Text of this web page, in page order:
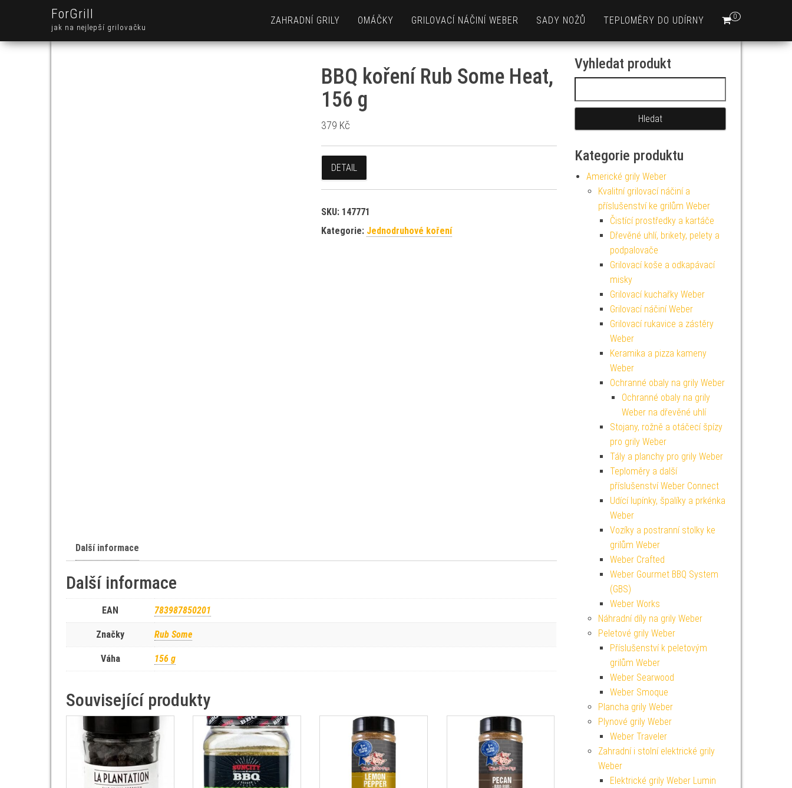
ForGrill
jak na nejlepší grilovačku
0
ZAHRADNÍ GRILY OMÁČKY GRILOVACÍ NÁČINÍ WEBER SADY NOŽŮ TEPLOMĚRY DO UDÍRNY
BBQ koření Rub Some Heat,
156 g
379 Kč
DETAIL
SKU: 147771
Kategorie: Jednodruhové koření
Další informace
Další informace
EAN 783987850201
Značky Rub Some
Váha 156 g
Související produkty
Vyhledat produkt
Kategorie produktu
Americké grily Weber
Kvalitní grilovací náčiní a
příslušenství ke grilům Weber
Čistící prostředky a kartáče
Dřevěné uhlí, brikety, pelety a
podpalovače
Grilovací koše a odkapávací
misky
Grilovací kuchařky Weber
Grilovací náčiní Weber
Grilovací rukavice a zástěry
Weber
Keramika a pizza kameny
Weber
Ochranné obaly na grily Weber
Ochranné obaly na grily
Weber na dřevěné uhlí
Stojany, rožně a otáčecí špízy
pro grily Weber
Tály a planchy pro grily Weber
Teploměry a další
příslušenství Weber Connect
Udící lupínky, špalíky a prkénka
Weber
Vozíky a postranní stolky ke
grilům Weber
Weber Crafted
Weber Gourmet BBQ System
(GBS)
Weber Works
Náhradní díly na grily Weber
Peletové grily Weber
Příslušenství k peletovým
grilům Weber
Weber Searwood
Weber Smoque
Plancha grily Weber
Plynové grily Weber
Weber Traveler
Zahradní i stolní elektrické grily
Weber
Elektrické grily Weber Lumin